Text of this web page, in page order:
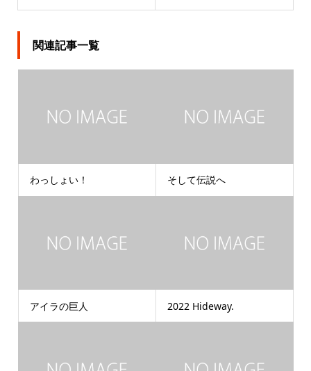
関連記事一覧
わっしょい！ そして伝説へ
アイラの巨人 2022 Hideway.